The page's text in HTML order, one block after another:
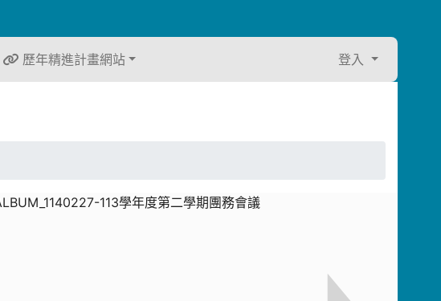
歷年精進計畫網站 登入